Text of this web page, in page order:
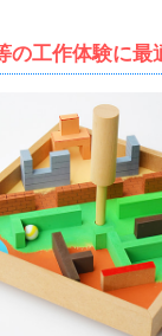
の工作体験に最